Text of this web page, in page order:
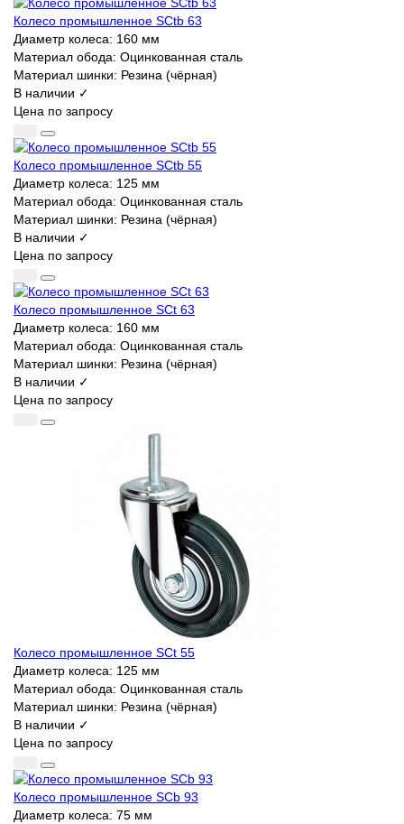
Колесо промышленное SCtb 63
Диаметр колеса: 160 мм
Материал обода: Оцинкованная сталь
Материал шинки: Резина (чёрная)
В наличии ✓
Цена по запросу
Колесо промышленное SCtb 55
Диаметр колеса: 125 мм
Материал обода: Оцинкованная сталь
Материал шинки: Резина (чёрная)
В наличии ✓
Цена по запросу
Колесо промышленное SCt 63
Диаметр колеса: 160 мм
Материал обода: Оцинкованная сталь
Материал шинки: Резина (чёрная)
В наличии ✓
Цена по запросу
Колесо промышленное SCt 55
Диаметр колеса: 125 мм
Материал обода: Оцинкованная сталь
Материал шинки: Резина (чёрная)
В наличии ✓
Цена по запросу
Колесо промышленное SCb 93
Диаметр колеса: 75 мм